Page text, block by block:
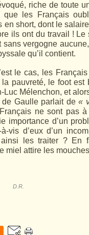
riche de toute
que les Français
short, dont le
ils ont du travail ! Le
vergogne
qu’il contient.
le cas, les
pauvreté, le foot
Luc Mélenchon, et
de Gaulle parlait de«
ne sont pas
importance d’un
vis d’eux d’un
les traiter ? En
miel attire les
D.R.